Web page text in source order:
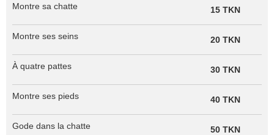
Montre sa chatte 15 TKN
Montre ses seins 20 TKN
À quatre pattes 30 TKN
Montre ses pieds 40 TKN
Gode dans la chatte 50 TKN